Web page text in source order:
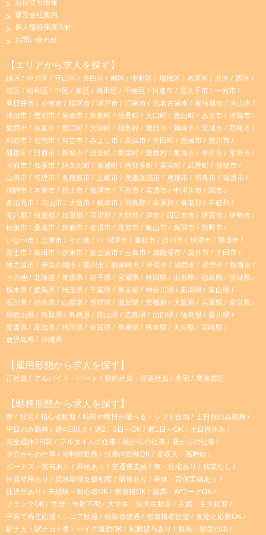
a
g
r
a
m
o
k
お役立ち情報
運営会社案内
個人情報保護方針
お問い合わせ
【エリアから求人を探す】
緑区 中川区 守山区 天白区 南区 中村区 瑞穂区 名東区 北区
西区
港区
昭和区 中区 東区 熱田区 千種区 日進市 長久手市
一宮市
春日井市
小牧市 稲沢市 瀬戸市 江南市 北名古屋市 尾張旭市
犬山市
清須市
豊明市 岩倉市 東郷町 扶桑町 大口町 豊山町 あま市
津島市
愛西市
弥富市 蟹江町 大治町 飛島村 豊田市 岡崎市 安城市
西尾市
刈谷市
碧南市 知立市 みよし市 高浜市 幸田町 豊橋市
豊川市
蒲郡市
田原市 新城市 設楽町 東栄町 豊根村 東海市 半田市
常滑市
大府市
知多市 阿久比町 東浦町 南知多町 美浜町 武豊町
瑞穂市
山県市
可児市 各務原市 土岐市 美濃加茂市 恵那市 羽島市
瑞浪市
飛騨市
本巣市 郡上市 海津市 下呂市 美濃市 中津川市
関市
多治見市
高山市 大垣市 岐阜市 羽島郡 本巣郡 養老郡
不破郡
安八郡
揖斐郡 加茂郡 可児郡 大野郡 津市 四日市市 伊賀市
伊勢市
松阪市
桑名市 鈴鹿市 名張市 尾鷲市 亀山市 鳥羽市
熊野市
いなべ市
志摩市 その他 沼津市 藤枝市 掛川市 焼津市
磐田市
富士市
島田市 伊東市 富士宮市 三島市 御殿場市 袋井市
下田市
牧之原市
伊豆の国市 菊川市 御前崎市 伊豆市 湖西市 裾野市
熱海市
その他
北海道 青森県 岩手県 宮城県 秋田県 山形県 福島県
茨城県
栃木県
群馬県 埼玉県 千葉県 東京都 神奈川県 新潟県
富山県
石川県
福井県 山梨県 長野県 滋賀県 京都府 大阪府 兵庫県
奈良県
和歌山県
鳥取県 島根県 岡山県 広島県 山口県 徳島県
香川県
愛媛県
高知県 福岡県 佐賀県 長崎県 熊本県 大分県
宮崎県
鹿児島県
沖縄県
【雇用形態から求人を探す】
正社員 アルバイト・パート 契約社員・派遣社員 在宅 業務委託
【勤務形態から求人を探す】
寮 社宅 初心者歓迎 時間や曜日が選べる・シフト自由
土日祝のみ勤務
平日のみ勤務
週4日以上 週2、3日～OK 週1日～OK
土日祝休み
完全週休2日制
フルタイムの仕事 朝からの仕事
昼からの仕事
夕方からの仕事
短時間勤務 扶養内勤務OK
高収入・高時給
ボーナス・賞与あり
昇給あり 交通費支給 寮・社宅あり
残業なし
社員登用あり
資格取得支援制度 研修あり
産休・育休実績あり
託児所あり
未経験・初心者OK 無資格OK
副業・WワークOK
ブランクOK
学歴・年齢不問 大学生・短大生歓迎
主婦・主夫歓迎
子育て両立応援
シニア歓迎 経験者優遇 有資格者歓迎
友達と応募OK
駅チカ・駅ナカ
車・バイク通勤OK 制服貸与あり 服装・髪型自由